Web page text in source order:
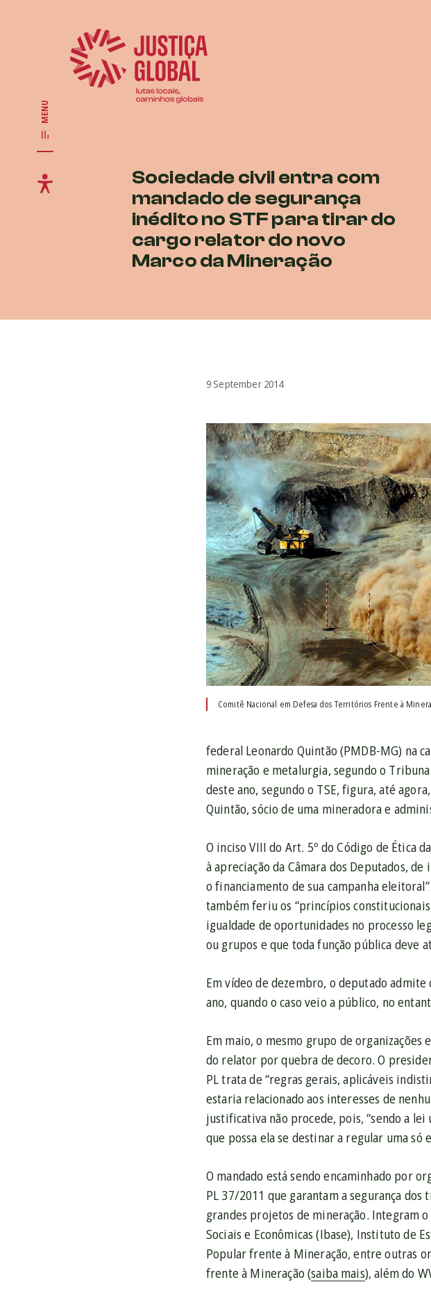
MENU
Sociedade civil entra com
mandado de segurança
inédito no STF para tirar do
cargo relator do novo
Marco da Mineração
9 September 2014
Comitê Nacional em Defesa dos Territórios Frente à
federal Leonardo Quintão (PMDB-MG) na
mineração e metalurgia, segundo o
deste ano, segundo o TSE, figura, até
Quintão, sócio de uma mineradora e
O inciso VIII do Art. 5º do Código de Ética
à apreciação da Câmara dos Deputados,
o financiamento de sua campanha
também feriu os “princípios
igualdade de oportunidades no processo
ou grupos e que toda função pública deve
Em vídeo de dezembro, o deputado
ano, quando o caso veio a público, no
Em maio, o mesmo grupo de organizações
do relator por quebra de decoro. O
PL trata de “regras gerais, aplicáveis
estaria relacionado aos interesses de
justificativa não procede, pois, “sendo a
que possa ela se destinar a regular uma só
O mandado está sendo encaminhado por
PL 37/2011 que garantam a segurança
grandes projetos de mineração. Integram
Sociais e Econômicas (Ibase), Instituto de
Popular frente à Mineração, entre outras
frente à Mineração (saiba mais), além do